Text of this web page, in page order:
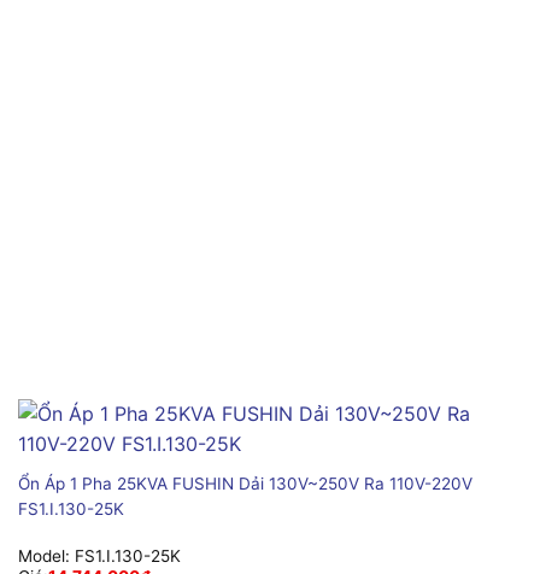
Ổn Áp 1 Pha 25KVA FUSHIN Dải 130V~250V Ra 110V-220V
FS1.I.130-25K
Model: FS1.I.130-25K